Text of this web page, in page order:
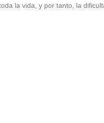
la vida, y por tanto, la